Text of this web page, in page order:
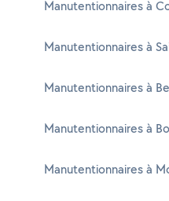
Manutentionnaires à
Manutentionnaires à
Manutentionnaires à
Manutentionnaires à
Manutentionnaires à